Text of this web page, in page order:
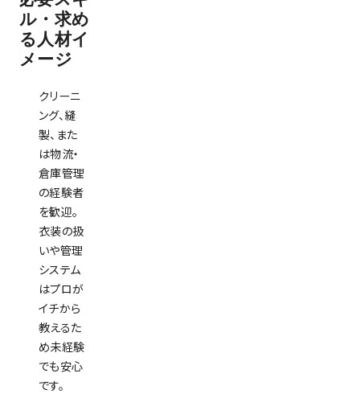
ル・求め
る⼈材イ
メージ
クリーニ
ング、縫
製、また
は物流・
倉庫管理
の経験者
を歓迎。
衣装の扱
いや管理
システム
はプロが
イチから
教えるた
め未経験
でも安心
です。